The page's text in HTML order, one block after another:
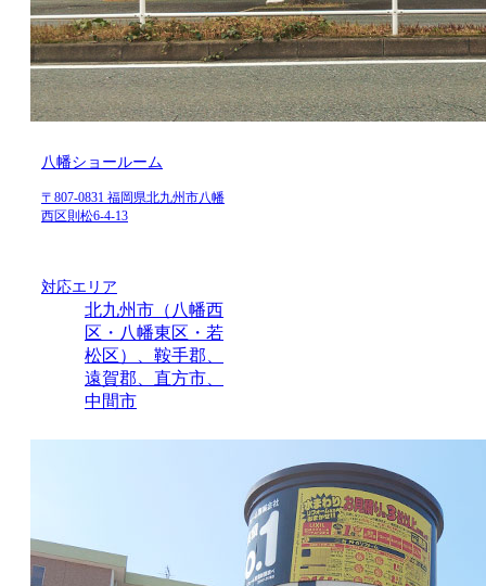
八幡ショールーム
〒807-0831 福岡県北九州市八幡
西区則松6-4-13
対応エリア
北九州市（八幡西
区・八幡東区・若
松区）、鞍手郡、
遠賀郡、直方市、
中間市